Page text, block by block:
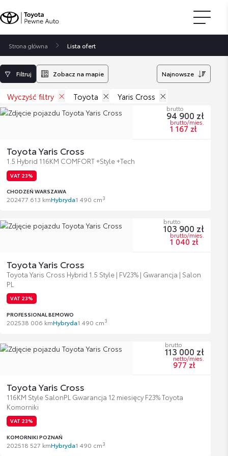
Strona główna Lista ofert
Filtruj Zobacz na mapie Najnowsze
Wyczyść filtry Toyota Yaris Cross
Toyota Yaris Cross
1.5 Hybrid 116KM COMFORT +Style +Tech
VAT 23%
CHODZEŃ WARSZAWA
202477 613 kmHybryda1 490 cm3
brutto
94 900 zł
brutto/mies.
1 167 zł
Toyota Yaris Cross
Toyota Yaris Cross Hybrid 1.5 Style | FV23% | Gwarancja | Salon
PL
VAT 23%
PROFESSIONAL BEMOWO
202538 006 kmHybryda1 490 cm3
brutto
103 900 zł
brutto/mies.
1 040 zł
Toyota Yaris Cross
116KM Style SalonPL Gwarancja 12 miesięcy F23% Toyota
Komorniki
VAT 23%
KOMORNIKI POZNAŃ
202518 527 kmHybryda1 490 cm3
brutto
113 000 zł
netto/mies.
977 zł